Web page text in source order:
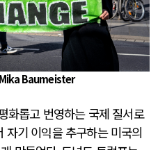
Mika Baumeister
화롭고 번영하는 국제 질서로
자기 이익을 추구하는 미국의